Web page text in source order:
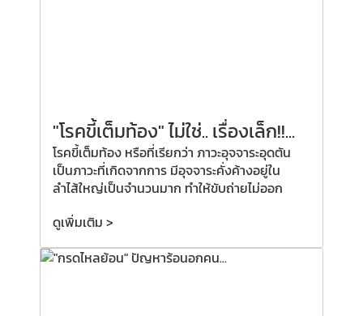
"โรคขี้เต็มท้อง" ไม่ใช่.. เรื่องเล็ก!!...
โรคขี้เต็มท้อง หรือที่เรียกว่า ภาวะอุจจาระอุดตัน
เป็นภาวะที่เกิดจากการ มีอุจจาระคั่งค้างอยู่ใน
ลำไส้ใหญ่เป็นจำนวนมาก ทำให้ขับถ่ายไม่ออก
ดูเพิ่มเติม >